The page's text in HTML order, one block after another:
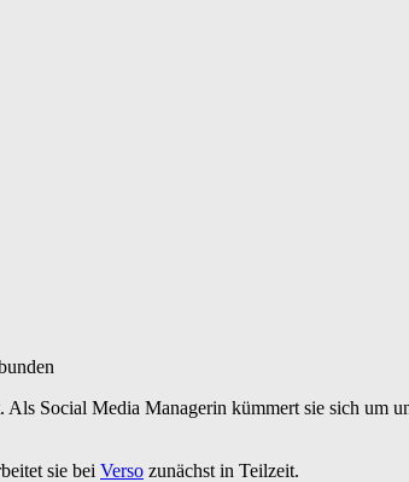
Social Media Managerin kümmert sie sich um
sie bei Verso zunächst in Teilzeit.